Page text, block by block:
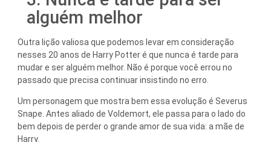
alguém melhor
Outra lição valiosa que podemos levar em consideração
nesses 20 anos de Harry Potter é que nunca é tarde para
mudar e ser alguém melhor. Não é porque você errou no
passado que precisa continuar insistindo no erro.
Um personagem que mostra bem essa evolução é Severus
Snape. Antes aliado de Voldemort, ele passa para o lado do
bem depois de perder o grande amor de sua vida: a mãe de
Harry.